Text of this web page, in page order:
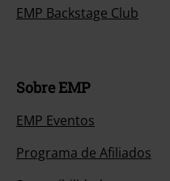
EMP Backstage Club
Sobre EMP
EMP Eventos
Programa de Afiliados